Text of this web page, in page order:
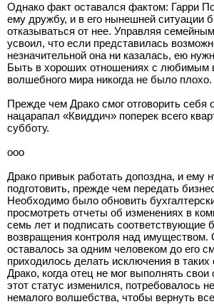
Однако факт оставался фактом: Гарри
ему дружбу, и в его нынешней ситуации
отказываться от нее. Управляя
усвоил, что если представилась
незначительной она ни казалась, ею
Быть в хороших отношениях с любимым
волшебного мира никогда не было плохо.
Прежде чем Драко смог отговорить себя
нацарапал «Квиддич» поперек всего
субботу.
ооо
Драко привык работать допоздна, и ему
подготовить, прежде чем передать
Необходимо было обновить
просмотреть отчеты об изменениях в
семь лет и подписать соответствующие
возвращения контроля над
оставалось за одним человеком до его
приходилось делать исключения в таких
Драко, когда отец не мог выполнять свои
этот статус изменился, потребовалось
немалого волшебства, чтобы вернуть